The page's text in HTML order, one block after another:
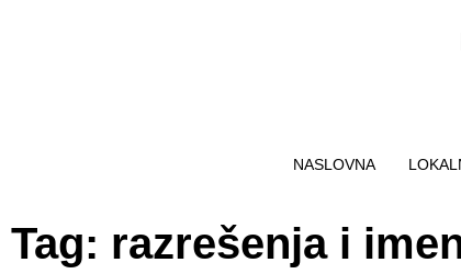
NASLOVNA
Tag: razrešenja i